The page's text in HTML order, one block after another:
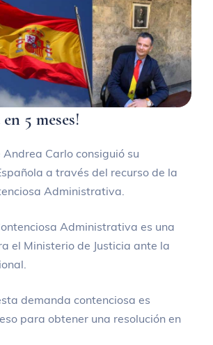
5 meses!
Carlo consiguió su
a través del recurso de la
Administrativa.
Administrativa es una
el Ministerio de Justicia ante la
demanda contenciosa es
para obtener una resolución en